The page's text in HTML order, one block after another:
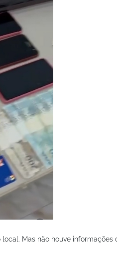
Mas não houve informações